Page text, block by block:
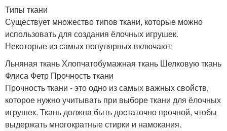
Типы ткани
Существует множество типов ткани, которые можно
использовать для создания ёлочных игрушек.
Некоторые из самых популярных включают:
Льняная ткань Хлопчатобумажная ткань Шелковую ткань
Флиса Фетр Прочность ткани
Прочность ткани - это одно из самых важных свойств,
которое нужно учитывать при выборе ткани для ёлочных
игрушек. Ткань должна быть достаточно прочной, чтобы
выдержать многократные стирки и намокания.